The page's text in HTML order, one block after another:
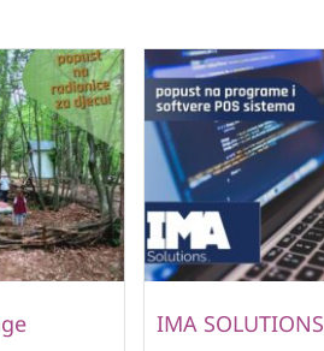
IMA SOLUTIONS